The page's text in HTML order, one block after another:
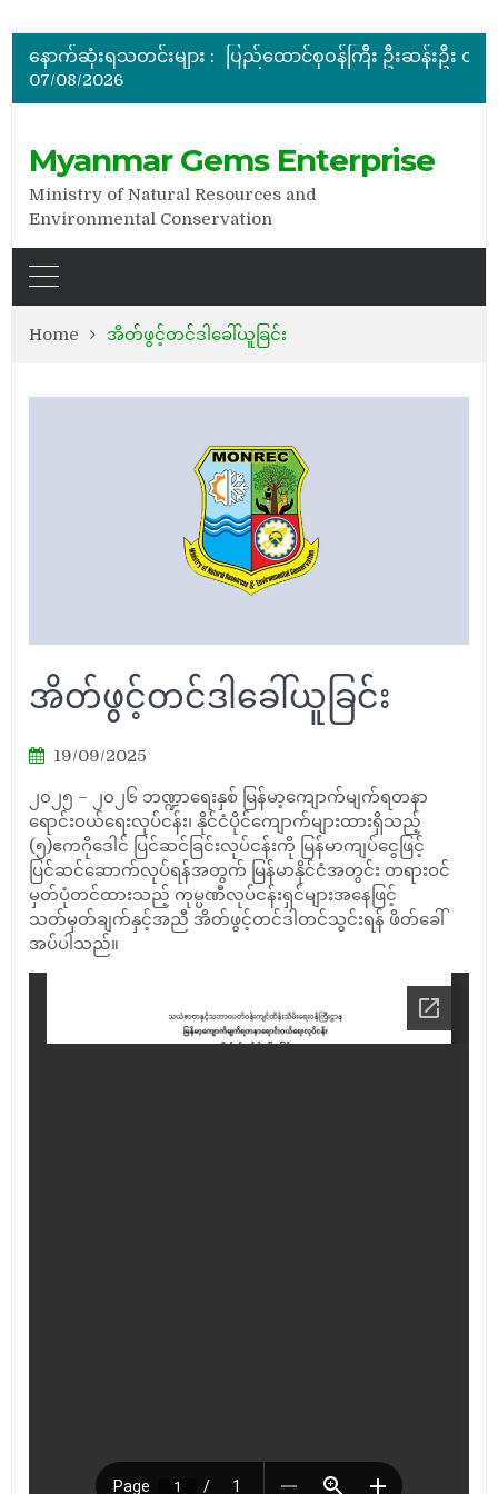
နောက်ဆုံးရသတင်းများ :
အိတ်ဖွင့်တင်ဒါခေါ်ယူခြင်း
07/08/2026
Myanmar Gems Enterprise
Ministry of Natural Resources and
Environmental Conservation
Home အိတ်ဖွင့်တင်ဒါခေါ်ယူခြင်း
အိတ်ဖွင့်တင်ဒါခေါ်ယူခြင်း
19/09/2025
၂၀၂၅ – ၂၀၂၆ ဘဏ္ဍာရေးနှစ် မြန်မာ့ကျောက်မျက်ရတနာ
ရောင်းဝယ်ရေးလုပ်ငန်း၊ နိုင်ငံပိုင်ကျောက်များထားရှိသည့်
(၅)ဧကဂိုဒေါင် ပြင်ဆင်ခြင်းလုပ်ငန်းကို မြန်မာကျပ်ငွေဖြင့်
ပြင်ဆင်ဆောက်လုပ်ရန်အတွက် မြန်မာနိုင်ငံအတွင်း တရားဝင်
မှတ်ပုံတင်ထားသည့် ကုမ္ပဏီလုပ်ငန်းရှင်များအနေဖြင့်
သတ်မှတ်ချက်နှင့်အညီ အိတ်ဖွင့်တင်ဒါတင်သွင်းရန် ဖိတ်ခေါ်
အပ်ပါသည်။